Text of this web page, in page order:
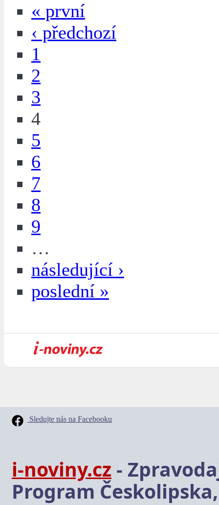
« první
‹ předchozí
1
2
3
4
5
6
7
8
9
…
následující ›
poslední »
Sledujte nás na Facebooku
i-noviny.cz -
Program